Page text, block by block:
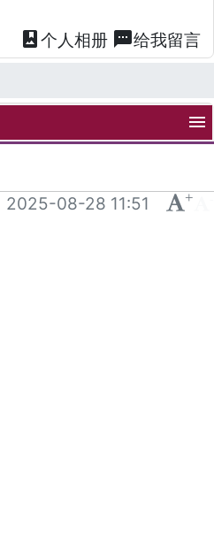
photo_album 个人相册 textsms给我留言
menu
2025-08-28 11:51 +